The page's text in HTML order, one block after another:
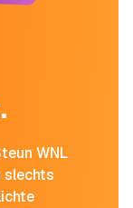
WNL
slechts